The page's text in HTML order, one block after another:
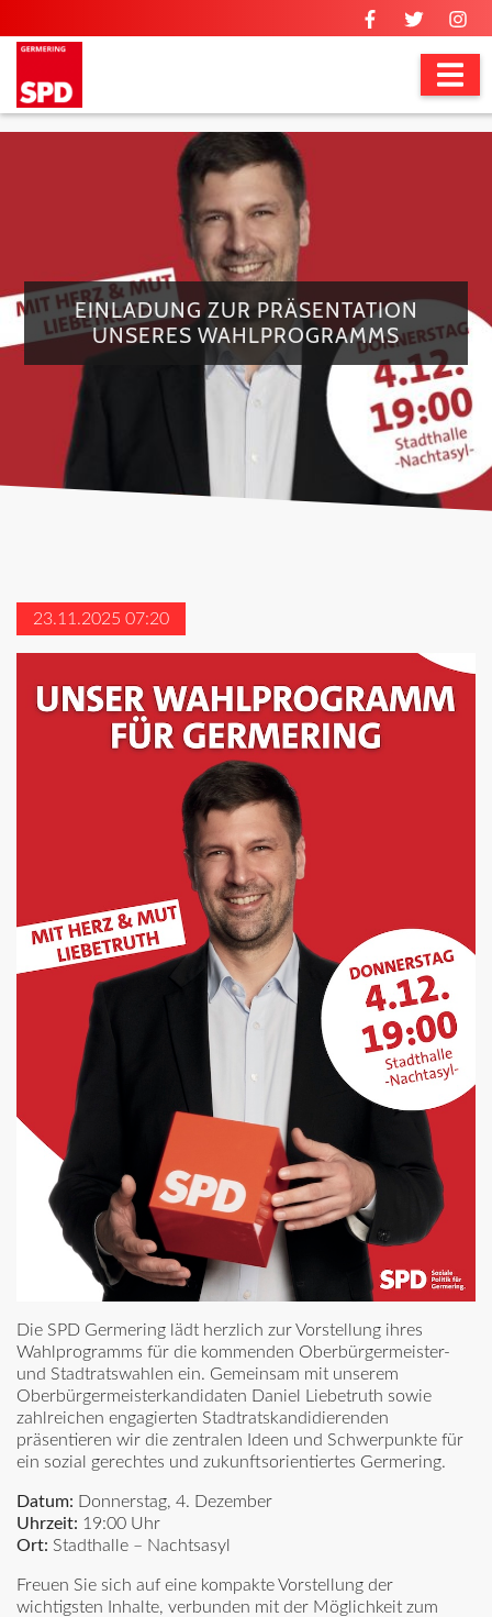
EINLADUNG ZUR PRÄSENTATION
UNSERES WAHLPROGRAMMS
23.11.2025 07:20
Die SPD Germering lädt herzlich zur Vorstellung ihres
Wahlprogramms für die kommenden Oberbürgermeister-
und Stadtratswahlen ein. Gemeinsam mit unserem
Oberbürgermeisterkandidaten Daniel Liebetruth sowie
zahlreichen engagierten Stadtratskandidierenden
präsentieren wir die zentralen Ideen und Schwerpunkte für
ein sozial gerechtes und zukunftsorientiertes Germering.
Datum: Donnerstag, 4. Dezember
Uhrzeit: 19:00 Uhr
Ort: Stadthalle – Nachtsasyl
Freuen Sie sich auf eine kompakte Vorstellung der
wichtigsten Inhalte, verbunden mit der Möglichkeit zum